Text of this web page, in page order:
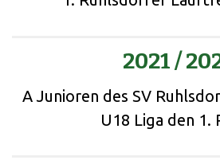
2021 /
A Junioren des SV
U18 Liga den 1.